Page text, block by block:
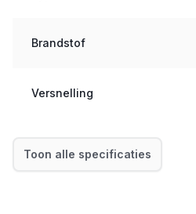
Brandstof
Versnelling
Toon alle specificaties